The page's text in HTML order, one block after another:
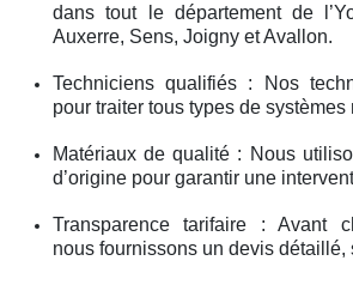
dans tout le département de
Auxerre, Sens, Joigny et Avallon.
Techniciens qualifiés : Nos
pour traiter tous types de systèmes
Matériaux de qualité : Nous
d’origine pour garantir une
Transparence tarifaire : Avant
nous fournissons un devis détaillé,